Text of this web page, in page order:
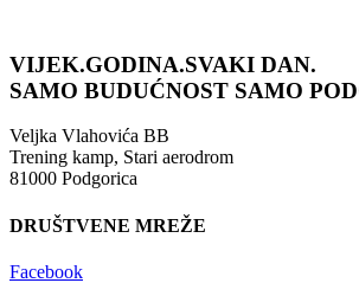
VIJEK.GODINA.SVAKI DAN.
SAMO BUDUĆNOST SAMO
Veljka Vlahovića BB
Trening kamp, Stari aerodrom
81000 Podgorica
DRUŠTVENE MREŽE
Facebook